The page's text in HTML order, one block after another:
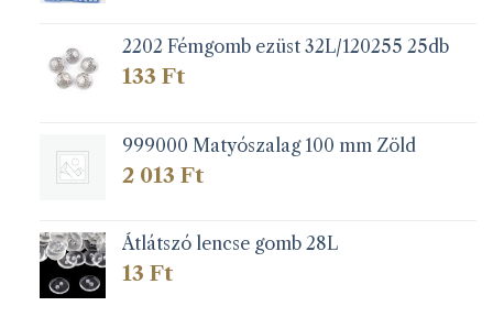
2202 Fémgomb ezüst 32L/120255 25db
133 Ft
999000 Matyószalag 100 mm Zöld
2 013 Ft
Átlátszó lencse gomb 28L
13 Ft